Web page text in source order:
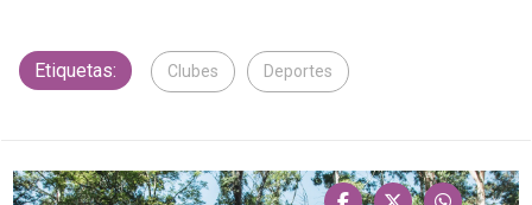
Etiquetas: Clubes Deportes